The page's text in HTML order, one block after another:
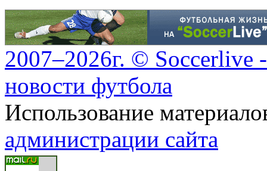
2007–2026г. ©
новости футбола
Использование
администрации сайта